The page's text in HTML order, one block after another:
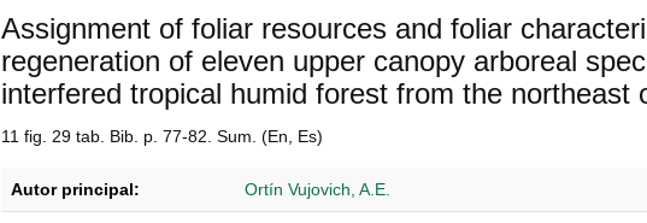
Assignment of foliar resources and foliar
regeneration of eleven upper canopy arboreal
interfered tropical humid forest from the northeast
11 fig. 29 tab. Bib. p. 77-82. Sum. (En, Es)
Autor principal: Ortín Vujovich, A.E.